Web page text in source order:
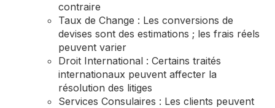
contraire
Taux de Change : Les conversions de
devises sont des estimations ; les frais réels
peuvent varier
Droit International : Certains traités
internationaux peuvent affecter la
résolution des litiges
Services Consulaires : Les clients peuvent